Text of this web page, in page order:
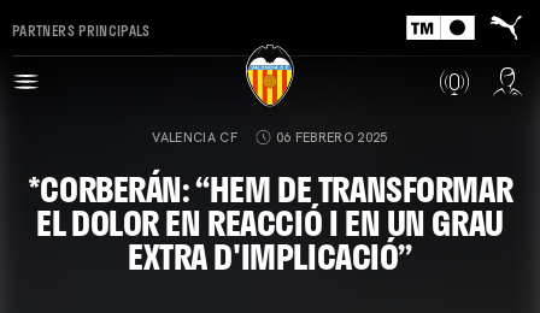
PARTNERS PRINCIPALS
VALENCIA CF 06 FEBRERO 2025
*CORBERÁN: “HEM DE TRANSFORMAR
EL DOLOR EN REACCIÓ I EN UN GRAU
EXTRA D'IMPLICACIÓ”